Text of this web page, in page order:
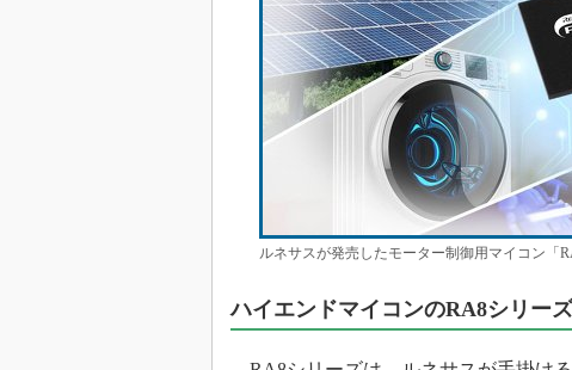
ルネサスが発売したモーター制御用マイコン「
ハイエンドマイコンのRA8シリー